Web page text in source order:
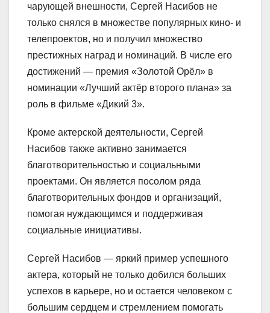
чарующей внешности, Сергей Насибов не
только снялся в множестве популярных кино- и
телепроектов, но и получил множество
престижных наград и номинаций. В числе его
достижений — премия «Золотой Орёл» в
номинации «Лучший актёр второго плана» за
роль в фильме «Дикий 3».
Кроме актерской деятельности, Сергей
Насибов также активно занимается
благотворительностью и социальными
проектами. Он является посолом ряда
благотворительных фондов и организаций,
помогая нуждающимся и поддерживая
социальные инициативы.
Сергей Насибов — яркий пример успешного
актера, который не только добился больших
успехов в карьере, но и остается человеком с
большим сердцем и стремлением помогать